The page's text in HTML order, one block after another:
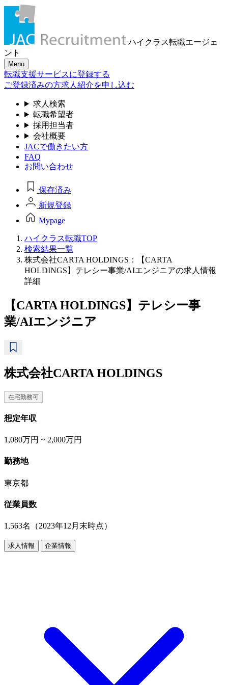
ハイクラス転職エージェ
ント
Menu
転職支援サービスに登録する
ご登録済みの方求人紹介を申し込む
求人検索
転職希望者
採用担当者
会社概要
JACで働きたい方
FAQ
お問い合わせ
保存済み
新規登録
Mypage
ハイクラス転職TOP
検索結果一覧
株式会社CARTA HOLDINGS：【CARTA
HOLDINGS】テレシー事業/AIエンジニアの求人情報
詳細
【CARTA HOLDINGS】テレシー事
業/AIエンジニア
株式会社CARTA HOLDINGS
在宅勤務可
想定年収
1,080万円 ~ 2,000万円
勤務地
東京都
従業員数
1,563名（2023年12月末時点）
求人情報 企業情報